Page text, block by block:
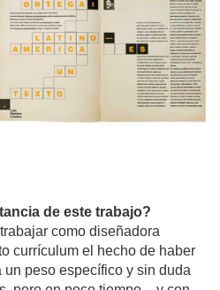
de este trabajo?
como diseñadora
currículum el hecho de haber
peso específico y sin duda